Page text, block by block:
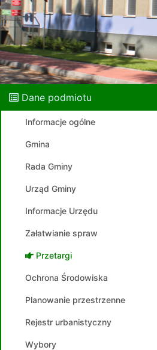
Dane podmiotu
Informacje ogólne
Gmina
Rada Gminy
Urząd Gminy
Informacje Urzędu
Załatwianie spraw
Przetargi
Ochrona Środowiska
Planowanie przestrzenne
Rejestr urbanistyczny
Wybory